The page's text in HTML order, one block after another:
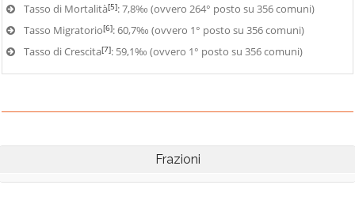
Tasso di Mortalità[5]: 7,8‰ (ovvero 264° posto su 356 comuni)
Tasso Migratorio[6]: 60,7‰ (ovvero 1° posto su 356 comuni)
Tasso di Crescita[7]: 59,1‰ (ovvero 1° posto su 356 comuni)
Frazioni